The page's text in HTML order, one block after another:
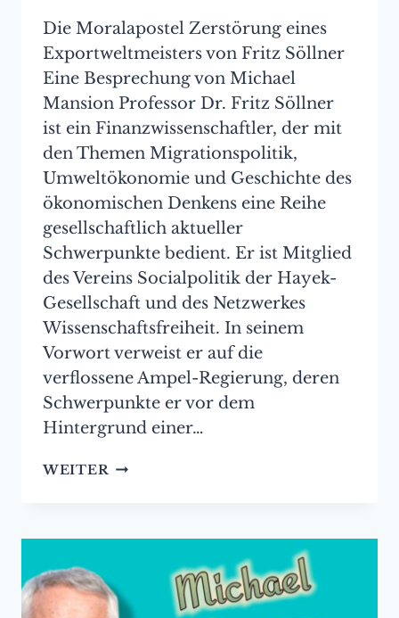
Die Moralapostel Zerstörung eines
Exportweltmeisters von Fritz Söllner
Eine Besprechung von Michael
Mansion Professor Dr. Fritz Söllner
ist ein Finanzwissenschaftler, der mit
den Themen Migrationspolitik,
Umweltökonomie und Geschichte des
ökonomischen Denkens eine Reihe
gesellschaftlich aktueller
Schwerpunkte bedient. Er ist Mitglied
des Vereins Socialpolitik der Hayek-
Gesellschaft und des Netzwerkes
Wissenschaftsfreiheit. In seinem
Vorwort verweist er auf die
verflossene Ampel-Regierung, deren
Schwerpunkte er vor dem
Hintergrund einer…
WEITER REZENSION:
EXPORTWELTMEISTERS
[FRITZ